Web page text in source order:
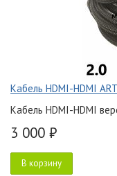
Кабель HDMI-HDMI
Кабель HDMI-HDMI
3 000 ₽
В корзину